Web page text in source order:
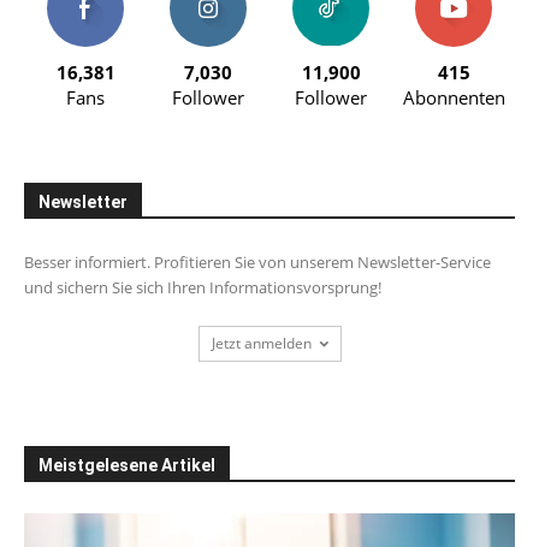
16,381
Fans
7,030
Follower
11,900
Follower
415
Abonnenten
Newsletter
Besser informiert. Profitieren Sie von unserem Newsletter-Service
und sichern Sie sich Ihren Informationsvorsprung!
Jetzt anmelden
Meistgelesene Artikel